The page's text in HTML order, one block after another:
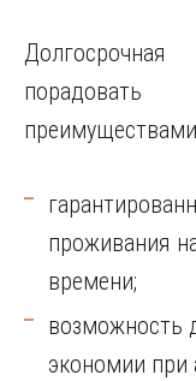
проживания
времени;
возможность
экономии при